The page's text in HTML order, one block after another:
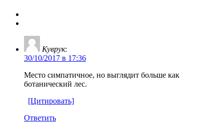
Куврук:
30/10/2017 в 17:36
Место симпатичное, но выглядит больше как
ботанический лес.
[Цитировать]
Ответить